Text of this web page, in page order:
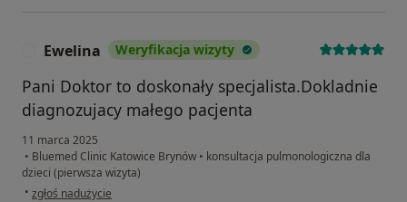
Ewelina Weryfikacja wizyty
Pani Doktor to doskonały specjalista.Dokladnie
diagnozujacy małego pacjenta
11 marca 2025
• Bluemed Clinic Katowice Brynów • konsultacja pulmonologiczna dla
dzieci (pierwsza wizyta)
• w opinii użytkownika Ewelina
zgłoś nadużycie